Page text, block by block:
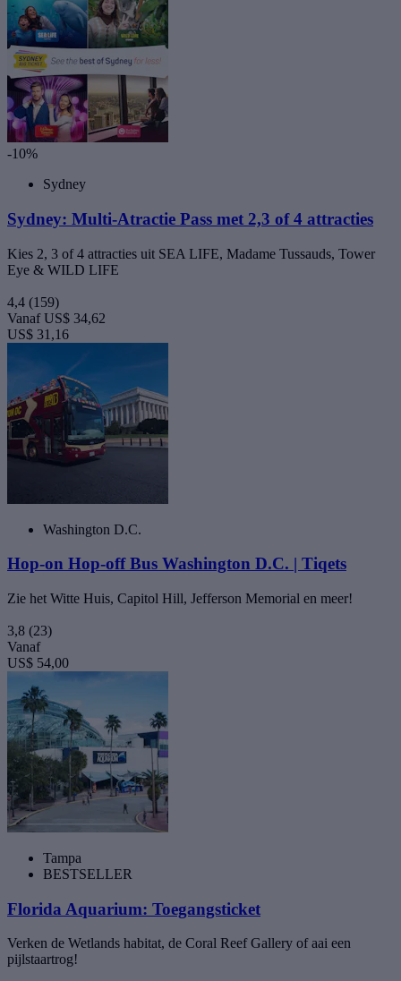
-10%
Sydney
Sydney: Multi-Atractie Pass met 2,3 of 4 attracties
Kies 2, 3 of 4 attracties uit SEA LIFE, Madame Tussauds, Tower
Eye & WILD LIFE
4,4 (159)
Vanaf US$ 34,62
US$ 31,16
Washington D.C.
Hop-on Hop-off Bus Washington D.C. | Tiqets
Zie het Witte Huis, Capitol Hill, Jefferson Memorial en meer!
3,8 (23)
Vanaf
US$ 54,00
Tampa
BESTSELLER
Florida Aquarium: Toegangsticket
Verken de Wetlands habitat, de Coral Reef Gallery of aai een
pijlstaartrog!